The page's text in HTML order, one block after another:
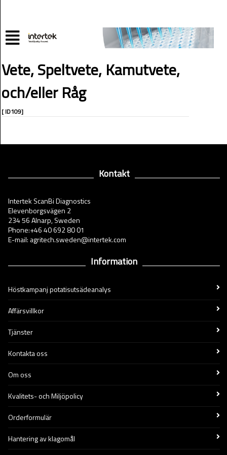
Vete, Speltvete, Kamutvete,
och/eller Råg
[ ID109]
Kontakt
Intertek ScanBi Diagnostics
Elevenborgsvägen 2
234 56 Alnarp, Sweden
Phone:+46 40 692 80 01
E-mail: agritech.sweden@intertek.com
Information
Höstkampanj potatisutsädeanalys
Affärsvillkor
Tjänster
Kontakta oss
Om oss
Kvalitets- och Miljöpolicy
Orderformulär
Hantering av klagomål